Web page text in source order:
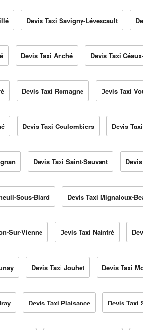
Devis Taxi Savigny-Lévescault
Devis Taxi Anché Devis Taxi
Devis Taxi Romagne Devis Taxi
Devis Taxi Coulombiers Devis
Devis Taxi Saint-Sauvant
Sous-Biard Devis Taxi Mignaloux-
Sur-Vienne Devis Taxi Naintré
Devis Taxi Jouhet Devis Taxi
Devis Taxi Plaisance Devis Taxi